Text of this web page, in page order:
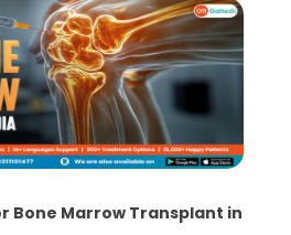
Bone Marrow Transplant in